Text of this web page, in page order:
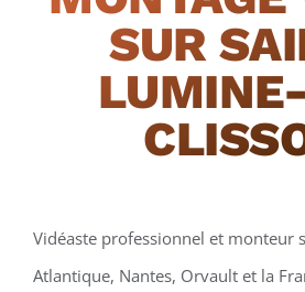
SUR
Vidéaste professionnel et monteur
Atlantique, Nantes, Orvault et la